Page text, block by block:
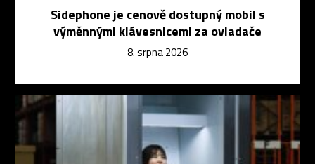
Sidephone je cenově dostupný mobil s
výměnnými klávesnicemi za ovladače
8. srpna 2026